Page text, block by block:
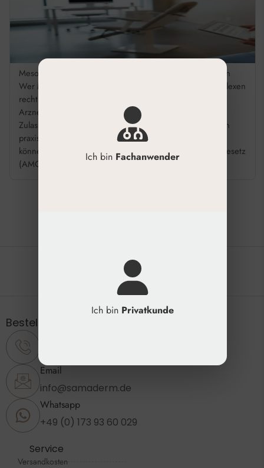
Mesotherapie Regulatorik: AMG & MDR sicher anwenden
Wer Mesotherapie anbietet, bewegt sich in einem komplexen
rechtlichen Rahmen. Die Frage, ob ein Produkt als
Arzneimittel oder Medizinprodukt gilt, entscheidet über
Zulassung, Abgabe und Haftung. Wir geben Ihnen einen
praxisnahen Überblick, damit Sie rechtssicher arbeiten
können. Prüfen Sie, ob Produkte unter das Arzneimittelgesetz
(AMG) fallen, wenn sie […]
Die natürliche Schönheit erhalten
Bestellung & Support
Email
info@samaderm.de
Whatsapp
+49 (0) 173 93 60 029
Service
Versandkosten
Ich bin Fachanwender
Ich bin Privatkunde